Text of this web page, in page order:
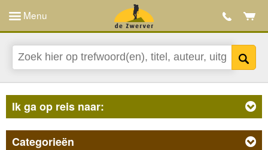
Menu
Ik ga op reis naar:
Categorieën